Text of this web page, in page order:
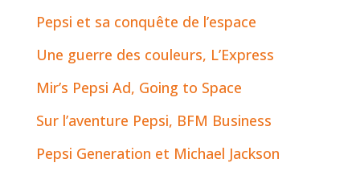
Pepsi et sa conquête de l’espace
Une guerre des couleurs, L’Express
Mir’s Pepsi Ad, Going to Space
Sur l’aventure Pepsi, BFM Business
Pepsi Generation et Michael Jackson